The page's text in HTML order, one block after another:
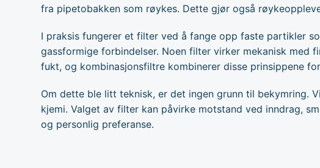
fra pipetobakken som røykes. Dette gjør også
I praksis fungerer et filter ved å fange opp faste partikler
gassformige forbindelser. Noen filter virker mekanisk med
fukt, og kombinasjonsfiltre kombinerer disse prinsippene
Om dette ble litt teknisk, er det ingen grunn til bekymring.
kjemi. Valget av filter kan påvirke motstand ved inndrag,
og personlig preferanse.